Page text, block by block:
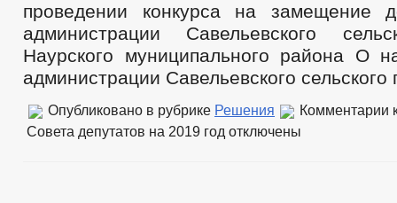
проведении конкурса на замещение
администрации Савельевского
Наурского муниципального района О
администрации Савельевского
Опубликовано в рубрике Решения Комментарии
Совета депутатов на 2019 год отключены